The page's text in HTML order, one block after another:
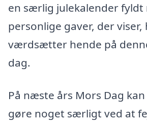
en særlig julekalender fyldt
personlige gaver, der
værdsætter hende på
dag.
På næste års Mors Dag
gøre noget særligt ved at